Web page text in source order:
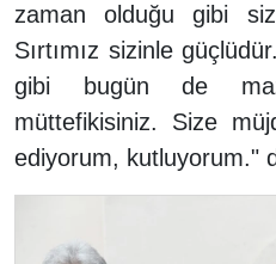
zaman olduğu gibi
Sırtımız sizinle
gibi bugün de
müttefikisiniz. Size
ediyorum, kutluyorum."